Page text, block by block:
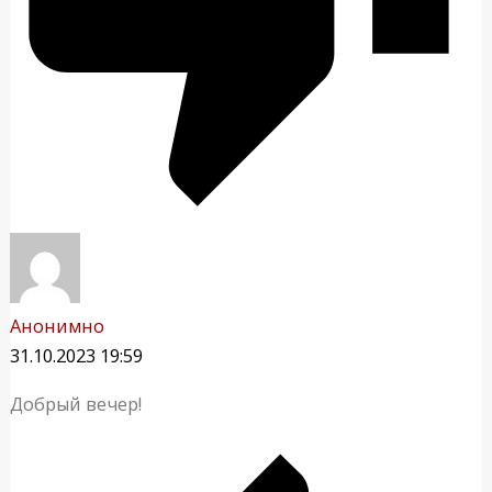
Анонимно
31.10.2023 19:59
Добрый вечер!